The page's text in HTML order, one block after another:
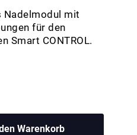
Nadelmodul mit
für den
Smart CONTROL.
Warenkorb